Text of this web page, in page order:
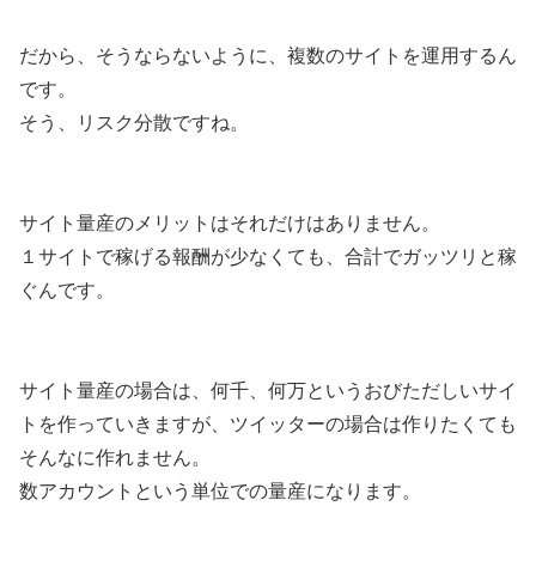
だから、そうならないように、複数のサイトを運用するん
です。
そう、リスク分散ですね。
サイト量産のメリットはそれだけはありません。
１サイトで稼げる報酬が少なくても、合計でガッツリと稼
ぐんです。
サイト量産の場合は、何千、何万というおびただしいサイ
トを作っていきますが、ツイッターの場合は作りたくても
そんなに作れません。
数アカウントという単位での量産になります。